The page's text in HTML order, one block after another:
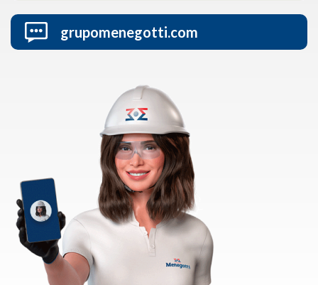
grupomenegotti.com